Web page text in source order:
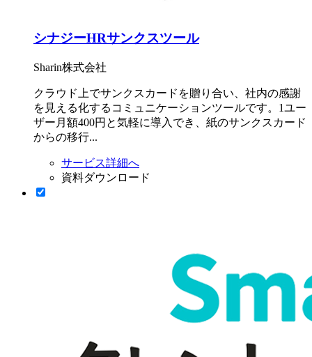
シナジーHRサンクスツール
Sharin株式会社
クラウド上でサンクスカードを贈り合い、社内の感謝
を見える化するコミュニケーションツールです。1ユー
ザー月額400円と気軽に導入でき、紙のサンクスカード
からの移行...
サービス詳細へ
資料ダウンロード